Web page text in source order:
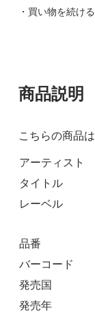
・買い物を続ける
商品説明
こちらの商品は
アーティスト
タイトル
レーベル
品番
バーコード
発売国
発売年